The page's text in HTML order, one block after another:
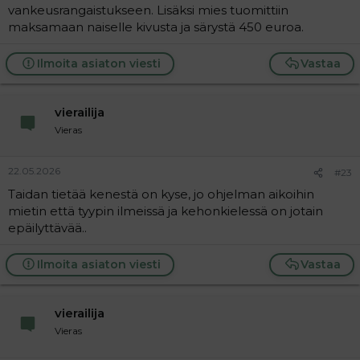
vankeusrangaistukseen. Lisäksi mies tuomittiin
maksamaan naiselle kivusta ja särystä 450 euroa.
Vastaa
Ilmoita asiaton viesti
vierailija
Vieras
22.05.2026 #23
Taidan tietää kenestä on kyse, jo ohjelman aikoihin
mietin että tyypin ilmeissä ja kehonkielessä on jotain
epäilyttävää..
Vastaa
Ilmoita asiaton viesti
vierailija
Vieras